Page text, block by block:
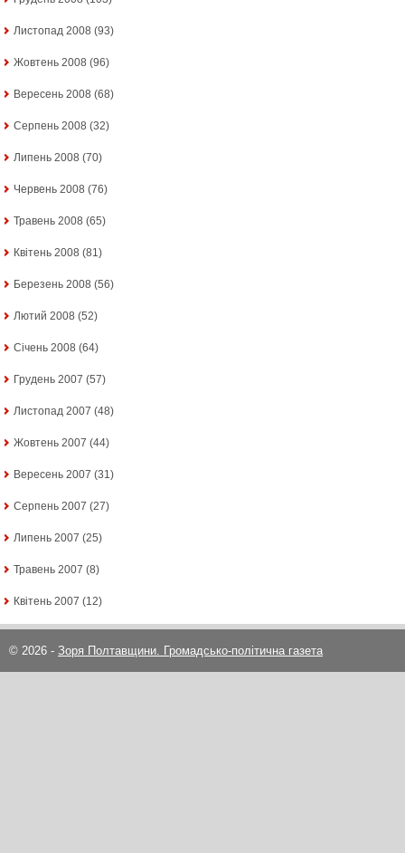
Листопад 2008 (93)
Жовтень 2008 (96)
Вересень 2008 (68)
Серпень 2008 (32)
Липень 2008 (70)
Червень 2008 (76)
Травень 2008 (65)
Квітень 2008 (81)
Березень 2008 (56)
Лютий 2008 (52)
Січень 2008 (64)
Грудень 2007 (57)
Листопад 2007 (48)
Жовтень 2007 (44)
Вересень 2007 (31)
Серпень 2007 (27)
Липень 2007 (25)
Травень 2007 (8)
Квітень 2007 (12)
© 2026 - Зоря Полтавщини. Громадсько-політична газета